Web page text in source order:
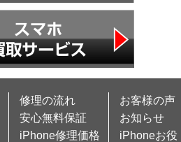
修理の流れ
安心無料保証
iPhone修理価格
お客様の声
お知らせ
iPhoneお役